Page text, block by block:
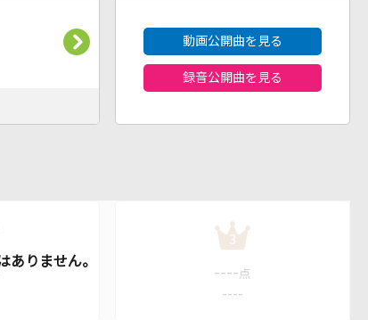
動画公開曲を見る
録音公開曲を見る
3
---- 点
----